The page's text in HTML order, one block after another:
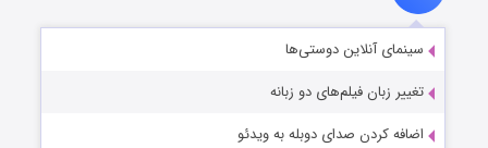
سینمای آنلاین دوستی‌ها
تغییر زبان فیلم‌های دو زبانه
اضافه کردن صدای دوبله به ویدئو